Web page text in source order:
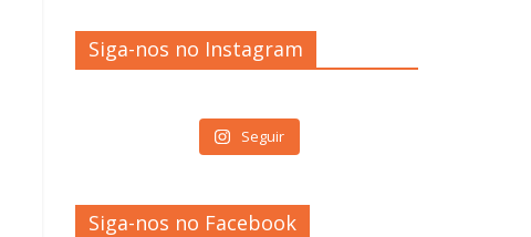
Siga-nos no Instagram
Seguir
Siga-nos no Facebook